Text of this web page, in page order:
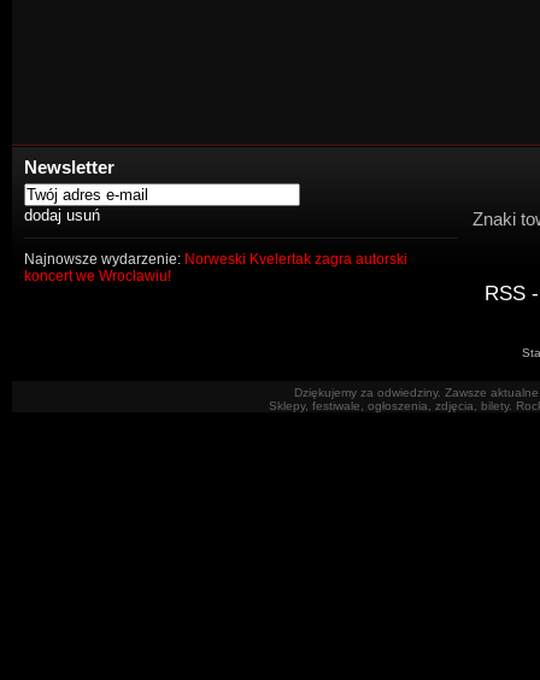
Newsletter
Najnowsze wydarzenie: Norweski Kvelertak zagra autorski
koncert we Wrocławiu!
Znaki
RSS
Dziękujemy za odwiedziny. Zawsze
Sklepy, festiwale, ogłoszenia, zdjęcia, bilety.